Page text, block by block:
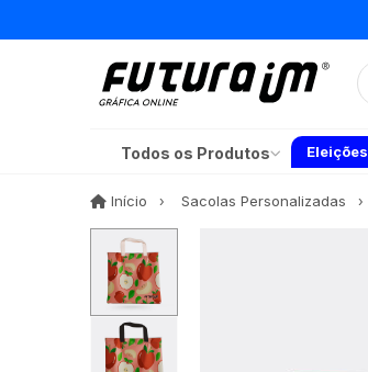
Todos os Produtos
Início InícioSacolas Personalizadas